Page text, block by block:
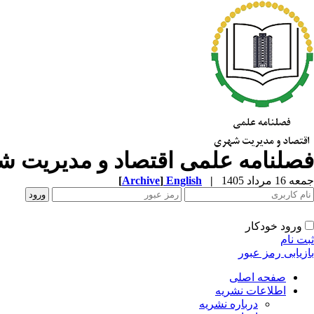
فصلنامه علمی اقتصاد و مدیریت
جمعه 16 مرداد 1405 |
English
[Archive]
ورود خودکار
ثبت نام
بازیابی رمز عبور
صفحه اصلی
اطلاعات نشریه
درباره نشریه